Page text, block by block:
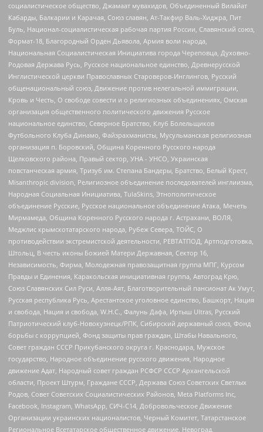
социалистическое общество, Джамаат мувахидов, Объединенный Вилайат
Кабарды, Балкарии и Карачая, Союз славян, Ат-Такфир Валь-Хиджра, Пит
Буль, Национал-социалистическая рабочая партия России, Славянский союз,
Формат-18, Благородный Орден Дьявола, Армия воли народа,
Национальная Социалистическая Инициатива города Череповца, Духовно-
Родовая Держава Русь, Русское национальное единство, Древнерусской
Инглистической церкви Православных Староверов-Инглингов, Русский
общенациональный союз, Движение против нелегальной иммиграции,
Кровь и Честь, О свободе совести и о религиозных объединениях, Омская
организация общественного политического движения Русское
национальное единство, Северное Братство, Клуб Болельщиков
Футбольного Клуба Динамо, Файзрахманисты, Мусульманская религиозная
организация п. Боровский, Община Коренного Русского народа
Щелковского района, Правый сектор, УНА - УНСО, Украинская
повстанческая армия, Тризуб им. Степана Бандеры, Братство, Белый Крест,
Misanthropic division, Религиозное объединение последователей инглиизма,
Народная Социальная Инициатива, TulaSkins, Этнополитическое
объединение Русские, Русское национальное объединение Атака, Мечеть
Мирмамеда, Община Коренного Русского народа г. Астрахани, ВОЛЯ,
Меджлис крымскотатарского народа, Рубеж Севера, ТОЙС, О
противодействии экстремистской деятельности, РЕВТАТПОД, Артподготовка,
Штольц, В честь иконы Божией Матери Державная, Сектор 16,
Независимость, Фирма, Молодежная правозащитная группа МПГ, Курсом
Правды и Единения, Каракольская инициативная группа, Автоград Крю,
Союз Славянских Сил Руси, Алля-Аят, Благотворительный пансионат Ак Умут,
Русская республика Русь, Арестантское уголовное единство, Башкорт, Нация
и свобода, Нация и свобода, W.H.С., Фалунь Дафа, Иртыш Ultras, Русский
Патриотический клуб-Новокузнецк/РПК, Сибирский державный союз, Фонд
борьбы с коррупцией, Фонд защиты прав граждан, Штабы Навального,
Совет граждан СССР Прикубанского округа г. Краснодара, Мужское
государство, Народное объединение русского движения, Народное
движение Адат, Народный совет граждан РСФСР СССР Архангельской
области, Проект Штурм, Граждане СССР, Держава Союз Советских Светлых
Родов, Совет Советских Социалистических Районов, Meta Platforms Inc,
Facebook, Instagram, WhatsApp, СИЧ-С14, Добровольческое Движение
Организации украинских националистов, Черный Комитет, Татарстанское
Региональное Всетатарское общественное движение, Невоград,